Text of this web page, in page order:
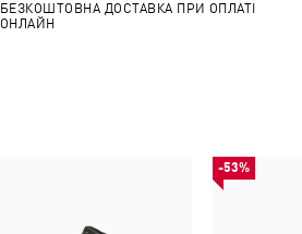
БЕЗКОШТОВНА ДОСТАВКА ПРИ ОПЛАТІ
ОНЛАЙН
-53%